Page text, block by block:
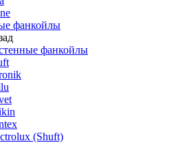
фанкойлы
фанкойлы
(Shuft)